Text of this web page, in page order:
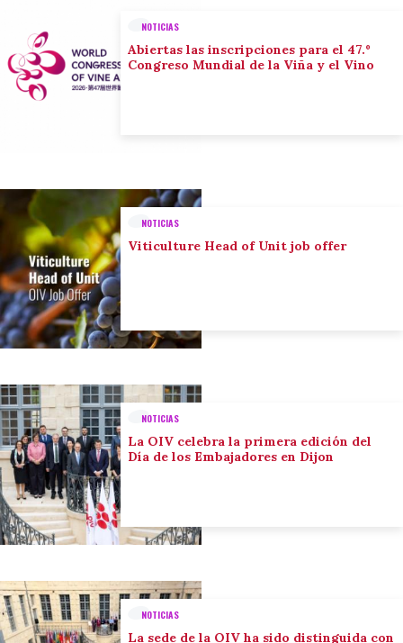
NOTICIAS
Abiertas las inscripciones para el 47.º
Congreso Mundial de la Viña y el Vino
NOTICIAS
Viticulture Head of Unit job offer
NOTICIAS
La OIV celebra la primera edición del
Día de los Embajadores en Dijon
NOTICIAS
La sede de la OIV ha sido distinguida con